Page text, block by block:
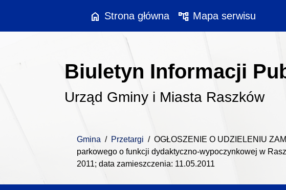
home Strona główna account_tree Mapa serwisu
Biuletyn Informacji
Urząd Gminy i Miasta Raszków
Gmina / Przetargi / OGŁOSZENIE O UDZIELENIU
parkowego o funkcji dydaktyczno-wypoczynkowej w
2011; data zamieszczenia: 11.05.2011